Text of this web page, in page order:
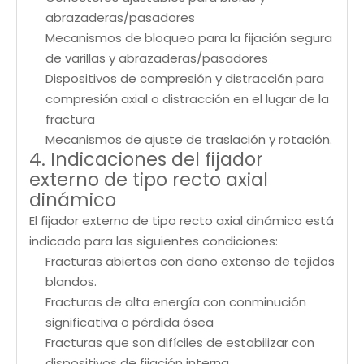
abrazaderas/pasadores
Mecanismos de bloqueo para la fijación segura
de varillas y abrazaderas/pasadores
Dispositivos de compresión y distracción para
compresión axial o distracción en el lugar de la
fractura
Mecanismos de ajuste de traslación y rotación.
4. Indicaciones del fijador
externo de tipo recto axial
dinámico
El fijador externo de tipo recto axial dinámico está
indicado para las siguientes condiciones:
Fracturas abiertas con daño extenso de tejidos
blandos.
Fracturas de alta energía con conminución
significativa o pérdida ósea
Fracturas que son difíciles de estabilizar con